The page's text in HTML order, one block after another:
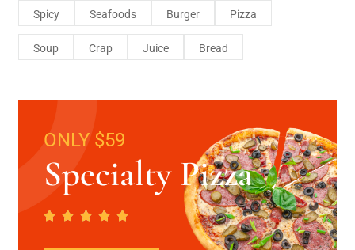
Spicy Seafoods Burger Pizza
Soup Crap Juice Bread
ONLY $59
Specialty Pizza